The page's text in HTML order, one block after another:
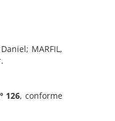
MARFIL,
126, conforme